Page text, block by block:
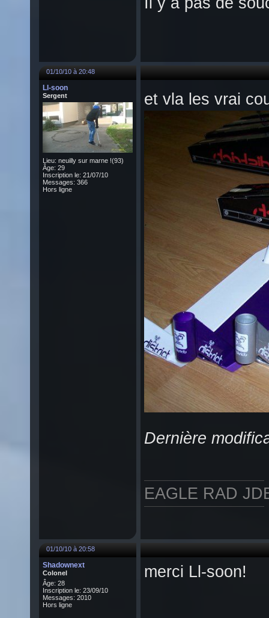
01/10/10 à 20:48
Ll-soon
Sergent
Lieu: neuilly sur marne !(93)
Âge: 29
Inscription le: 21/07/10
Messages: 366
Hors ligne
et vla les vrai
Dernière
EAGLE RAD
01/10/10 à 20:58
Shadownext
Colonel
Âge: 28
Inscription le: 23/09/10
Messages: 2010
Hors ligne
merci Ll-soon!